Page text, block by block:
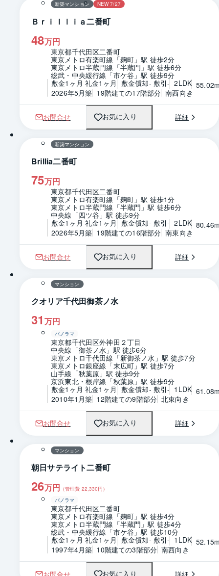
新築マンション NEW 7/27
Ｂｒｉｌｌｉａ二番町
48万円
東京都千代田区二番町
東京メトロ有楽町線「麹町」駅 徒歩2分
東京メトロ半蔵門線「半蔵門」駅 徒歩6分
総武・中央緩行線「市ケ谷」駅 徒歩9分
敷金1ヶ月 礼金1ヶ月 敷金償却- 敷引- 2LDK
2026年5月築 19階建ての17階部分 南西向き
お問合せ お気に入り 詳細
1 / 0 間取り
新築マンション
Brillia二番町
75万円
東京都千代田区二番町
東京メトロ有楽町線「麹町」駅 徒歩1分
東京メトロ半蔵門線「半蔵門」駅 徒歩6分
中央線「四ツ谷」駅 徒歩9分
敷金1ヶ月 礼金1ヶ月 敷金償却- 敷引- 2LDK
2026年5月築 19階建ての16階部分 南東向き
お問合せ お気に入り 詳細
1 / 0 間取り
マンション
クオリア千代田御茶ノ水
31 万円
パノラマ
東京都千代田区外神田２丁目
中央線「御茶ノ水」駅 徒歩6分
東京メトロ千代田線「新御茶ノ水」駅 徒歩7分
東京メトロ銀座線「末広町」駅 徒歩7分
山手線「秋葉原」駅 徒歩9分
京浜東北・根岸線「秋葉原」駅 徒歩9分
敷金1ヶ月 礼金1ヶ月 敷金償却- 敷引- 1LDK
2010年1月築 12階建ての9階部分 北東向き
お問合せ お気に入り 詳細
1 / 0 間取り
マンション
朝日サテライト二番町
26万円 （管理費 22,330円）
パノラマ
東京都千代田区二番町
東京メトロ有楽町線「麹町」駅 徒歩4分
東京メトロ半蔵門線「半蔵門」駅 徒歩4分
総武・中央緩行線「市ケ谷」駅 徒歩10分
敷金1ヶ月 礼金1ヶ月 敷金償却- 敷引- 1LDK
1997年4月築 10階建ての3階部分 南西向き
お問合せ お気に入り 詳細